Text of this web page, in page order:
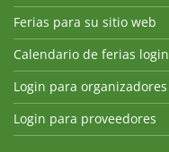
Ferias para su sitio web
Calendario de ferias login
Login para organizadores
Login para proveedores